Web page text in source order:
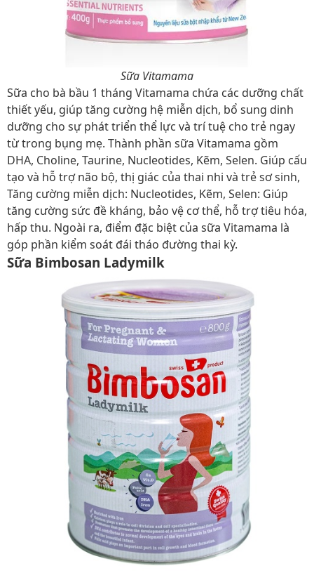
Sữa Vitamama
Sữa cho bà bầu 1 tháng Vitamama chứa các dưỡng chất
thiết yếu, giúp tăng cường hệ miễn dịch, bổ sung dinh
dưỡng cho sự phát triển thể lực và trí tuệ cho trẻ ngay
từ trong bụng mẹ. Thành phần sữa Vitamama gồm
DHA, Choline, Taurine, Nucleotides, Kẽm, Selen. Giúp cấu
tạo và hỗ trợ não bộ, thị giác của thai nhi và trẻ sơ sinh,
Tăng cường miễn dịch: Nucleotides, Kẽm, Selen: Giúp
tăng cường sức đề kháng, bảo vệ cơ thể, hỗ trợ tiêu hóa,
hấp thu. Ngoài ra, điểm đặc biệt của sữa Vitamama là
góp phần kiểm soát đái tháo đường thai kỳ.
Sữa Bimbosan Ladymilk